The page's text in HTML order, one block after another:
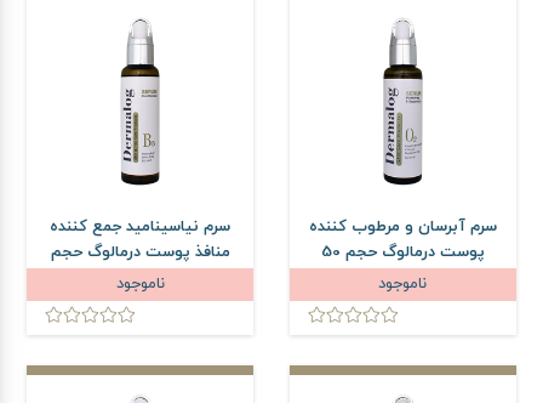
سرم آبرسان و مرطوب کننده
پوست درمالوگ حجم 50
میلی لیتر
ناموجود
سرم نیاسینامید جمع کننده
منافذ پوست درمالوگ حجم
ناموجود